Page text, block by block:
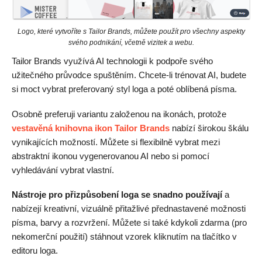
Logo, které vytvoříte s Tailor Brands, můžete použít pro všechny aspekty
svého podnikání, včetně vizitek a webu.
Tailor Brands využívá AI technologii k podpoře svého
užitečného průvodce spuštěním. Chcete-li trénovat AI, budete
si moct vybrat preferovaný styl loga a poté oblíbená písma.
Osobně preferuji variantu založenou na ikonách, protože
vestavěná knihovna ikon Tailor Brands nabízí širokou škálu
vynikajících možností. Můžete si flexibilně vybrat mezi
abstraktní ikonou vygenerovanou AI nebo si pomocí
vyhledávání vybrat vlastní.
Nástroje pro přizpůsobení loga se snadno používajía
nabízejí kreativní, vizuálně přitažlivé přednastavené možnosti
písma, barvy a rozvržení. Můžete si také kdykoli zdarma (pro
nekomerční použití) stáhnout vzorek kliknutím na tlačítko v
editoru loga.